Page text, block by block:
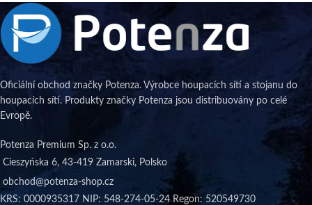
Oficiální obchod značky Potenza. Výrobce houpacích sítí a stojanu do
houpacích sítí. Produkty značky Potenza jsou distribuovány po celé
Evropě.
Potenza Premium Sp. z o.o.
Cieszyńska 6, 43-419 Zamarski, Polsko
obchod@potenza-shop.cz
KRS: 0000935317 NIP: 548-274-05-24 Regon: 520549730